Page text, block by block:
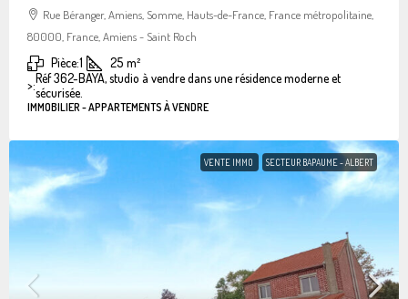
Rue Béranger, Amiens, Somme, Hauts-de-France, France métropolitaine,
80000, France, Amiens - Saint Roch
Pièce:1 25 m²
>:Réf 362-BAYA, studio à vendre dans une résidence moderne et
sécurisée.
IMMOBILIER - APPARTEMENTS À VENDRE
VENTE IMMO SECTEUR BAPAUME - ALBERT